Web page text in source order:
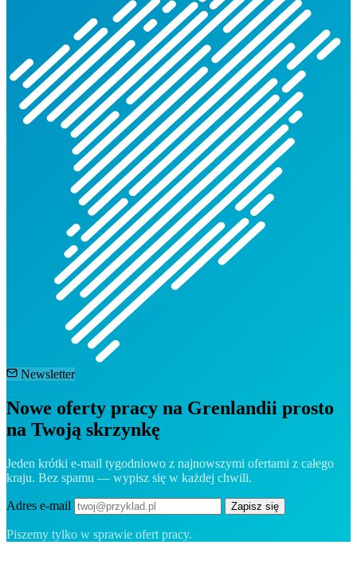
Newsletter
Nowe oferty pracy na Grenlandii prosto
na Twoją skrzynkę
Jeden krótki e-mail tygodniowo z najnowszymi ofertami z całego
kraju. Bez spamu — wypisz się w każdej chwili.
Adres e-mail Zapisz się
Piszemy tylko w sprawie ofert pracy.